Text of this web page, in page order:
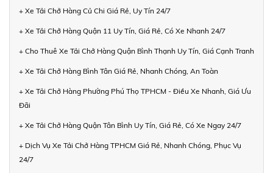
+ Xe Tải Chở Hàng Củ Chi Giá Rẻ, Uy Tín 24/7
+ Xe Tải Chở Hàng Quận 11 Uy Tín, Giá Rẻ, Có Xe Nhanh 24/7
+ Cho Thuê Xe Tải Chở Hàng Quận Bình Thạnh Uy Tín, Giá Cạnh Tranh
+ Xe Tải Chở Hàng Bình Tân Giá Rẻ, Nhanh Chóng, An Toàn
+ Xe Tải Chở Hàng Phường Phú Thọ TPHCM - Điều Xe Nhanh, Giá Ưu
Đãi
+ Xe Tải Chở Hàng Quận Tân Bình Uy Tín, Giá Rẻ, Có Xe Ngay 24/7
+ Dịch Vụ Xe Tải Chở Hàng TPHCM Giá Rẻ, Nhanh Chóng, Phục Vụ
24/7